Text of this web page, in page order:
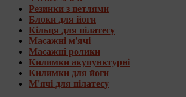
Резинки з петлями
Блоки для йоги
Кільця для пілатесу
Масажні м'ячі
Масажні ролики
Килимки акупунктурні
Килимки для йоги
М'ячі для пілатесу